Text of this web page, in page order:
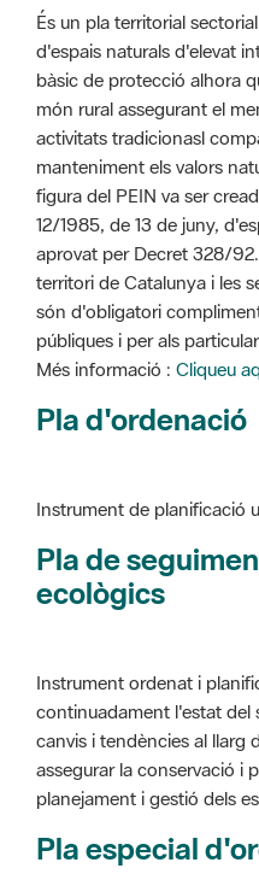
món rural assegurant el
activitats tradicionasl
manteniment els valors
figura del PEIN va ser
12/1985, de 13 de juny,
aprovat per Decret 328/
territori de Catalunya i les
són d'obligatori
públiques i per als
Més informació :Cliqueu
Pla d'ordenació
Instrument de planificació
ecològics
Instrument ordenat i
assegurar la conservació i
planejament i gestió dels
Pla especial
Instrument de planificació